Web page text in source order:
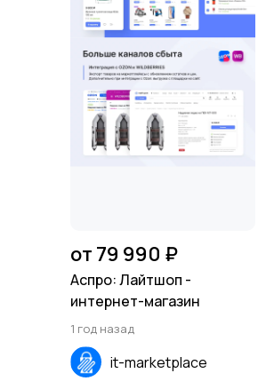
от 79 990 ₽
Аспро: Лайтшоп -
интернет-магазин
1 год назад
it-marketplace